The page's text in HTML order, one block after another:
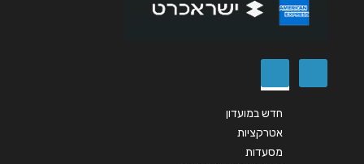
חדש במועדון
אטרקציות
מסעדות